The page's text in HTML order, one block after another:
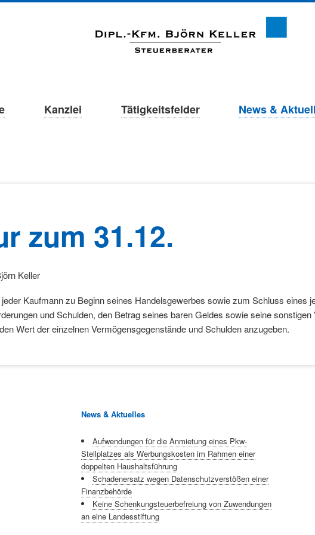
Kanzlei Tätigkeitsfelder News &
zum 31.12.
Keller
Kaufmann zu Beginn seines Handelsgewerbes sowie zum Schluss eines
und Schulden, den Betrag seines baren Geldes sowie seine
Wert der einzelnen Vermögensgegenstände und Schulden anzugeben.
News & Aktuelles
Aufwendungen für die Anmietung eines Pkw-
Stellplatzes als Werbungskosten im Rahmen einer
doppelten Haushaltsführung
Schadenersatz wegen Datenschutzverstößen einer
Finanzbehörde
Keine Schenkungsteuerbefreiung von Zuwendungen
an eine Landesstiftung